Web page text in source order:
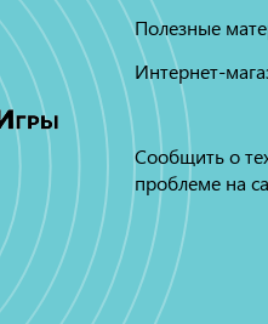
Полезные
Интернет-
Сообщить о
проблеме на